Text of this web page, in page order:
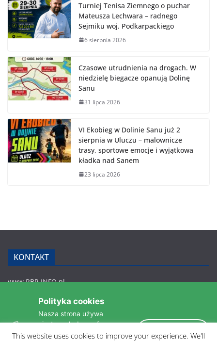
Turniej Tenisa Ziemnego o puchar
Mateusza Lechwara – radnego
Sejmiku woj. Podkarpackiego
6 sierpnia 2026
Czasowe utrudnienia na drogach. W
niedzielę biegacze opanują Dolinę
Sanu
31 lipca 2026
VI Ekobieg w Dolinie Sanu już 2
sierpnia w Uluczu – malownicze
trasy, sportowe emocje i wyjątkowa
kładka nad Sanem
23 lipca 2026
KONTAKT
www.RBR.INFO.pl
36-200 Brzozów
rbr.info.pl@gmail.com
This website uses cookies to improve your experience. We'll
Polityka cookies
Nasza strona używa
ciasteczek do analizy
statystyk i zapewnienia
Akceptuję